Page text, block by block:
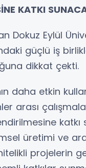
KATKI
Dokuz Eylül
güçlü iş
dikkat çekti.
daha etkin
arası
katkı
üretimi ve
projelerin